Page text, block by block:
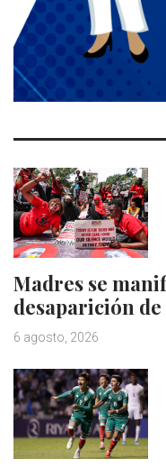
Madres se
desaparición
6 agosto, 2026